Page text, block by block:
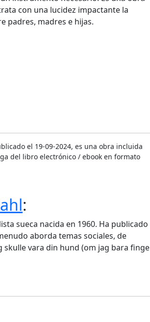
con una lucidez impactante la
padres, madres e hijas.
el 19-09-2024, es una obra incluida
del libro electrónico / ebook en formato
:
sueca nacida en 1960. Ha publicado
aborda temas sociales, de
skulle vara din hund (om jag bara finge